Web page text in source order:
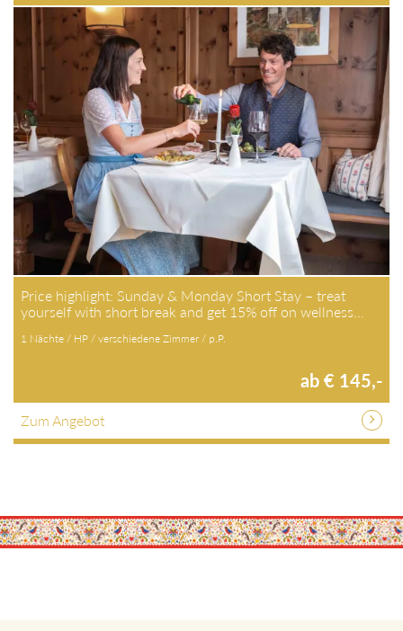
Price highlight: Sunday & Monday Short Stay – treat
yourself with short break and get 15% off on wellness…
1 Nächte / HP / verschiedene Zimmer / p.P.
ab € 145,-
Zum Angebot